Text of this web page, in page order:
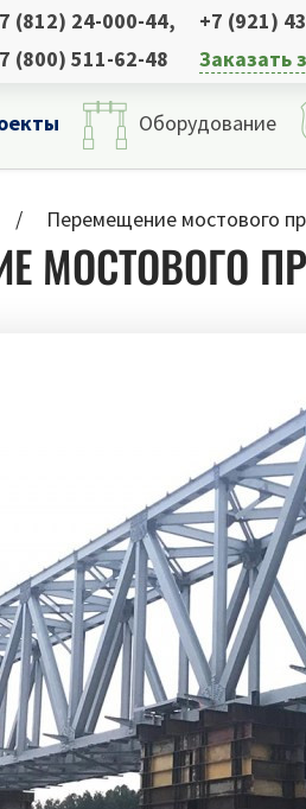
(812) 24-000-44, +7 (921)
(800) 511-62-48
Заказать
Оборудование
Перемещение мостового
МОСТОВОГО